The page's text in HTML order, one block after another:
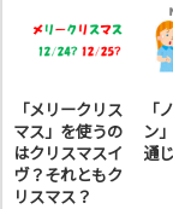
「メリークリス
マス」を使うの
はクリスマスイ
ヴ？それともク
リスマス？
「
ン
通